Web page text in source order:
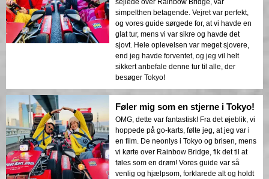
simpelthen betagende. Vejret var perfekt,
og vores guide sørgede for, at vi havde en
glat tur, mens vi var sikre og havde det
sjovt. Hele oplevelsen var meget sjovere,
end jeg havde forventet, og jeg vil helt
sikkert anbefale denne tur til alle, der
besøger Tokyo!
Føler mig som en stjerne i Tokyo!
OMG, dette var fantastisk! Fra det øjeblik, vi
hoppede på go-karts, følte jeg, at jeg var i
en film. De neonlys i Tokyo og brisen, mens
vi kørte over Rainbow Bridge, fik det til at
føles som en drøm! Vores guide var så
venlig og hjælpsom, forklarede alt og holdt